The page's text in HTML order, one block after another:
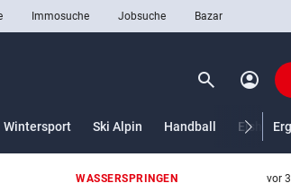
Immosuche Jobsuche Bazar
aufklappen search Suchen
account_circle
Wintersport Ski Alpin Handball
WASSERSPRINGEN vor